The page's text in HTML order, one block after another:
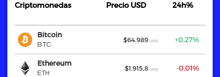
Criptomonedas Precio USD 24h%
Criptomonedas
Bitcoin
BTC
$64.989 USD +0,27%
Ethereum
ETH
$1.915,8 USD -0,01%
Criptomonedas
Bitcoin
BTC
Ethereum
ETH